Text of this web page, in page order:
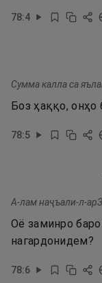
78:4
Сумма калла са
Боз ҳаққо, онҳо
78:5
А-лам наҷъали-л-
Оё заминро
нагардонидем?
78:6